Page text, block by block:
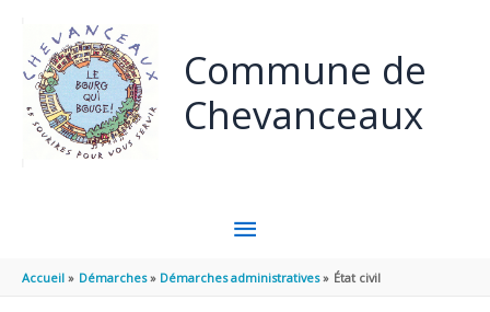
Commune de
Chevanceaux
MENU
PRINCIPAL
Accueil Démarches Démarches administratives État civil